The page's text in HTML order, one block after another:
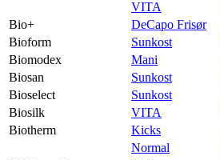
VITA
Bio+
DeCapo Frisør
Bioform
Sunkost
Biomodex
Mani
Biosan
Sunkost
Bioselect
Sunkost
Biosilk
VITA
Biotherm
Kicks
Normal